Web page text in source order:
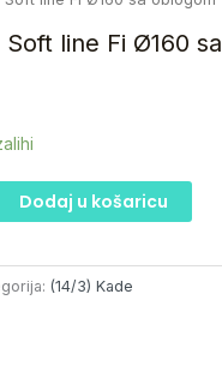
line Fi Ø160 sa
Dodaj u košaricu
(14/3) Kade